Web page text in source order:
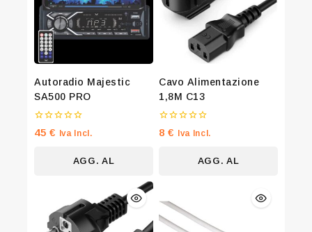
Autoradio Majestic
SA500 PRO
0
su
45€ Iva Incl.
AGG. AL
Cavo Alimentazione
1,8M C13
0
su
8€ Iva Incl.
AGG. AL